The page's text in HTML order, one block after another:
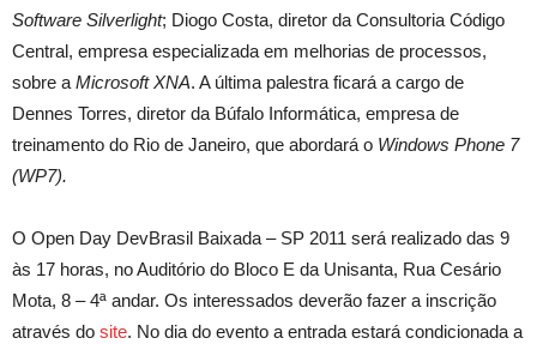
Software Silverlight; Diogo Costa, diretor da Consultoria Código
Central, empresa especializada em melhorias de processos,
sobre a Microsoft XNA. A última palestra ficará a cargo de
Dennes Torres, diretor da Búfalo Informática, empresa de
treinamento do Rio de Janeiro, que abordará o Windows Phone 7
(WP7).
O Open Day DevBrasil Baixada – SP 2011 será realizado das 9
às 17 horas, no Auditório do Bloco E da Unisanta, Rua Cesário
Mota, 8 – 4ª andar. Os interessados deverão fazer a inscrição
através do site. No dia do evento a entrada estará condicionada a